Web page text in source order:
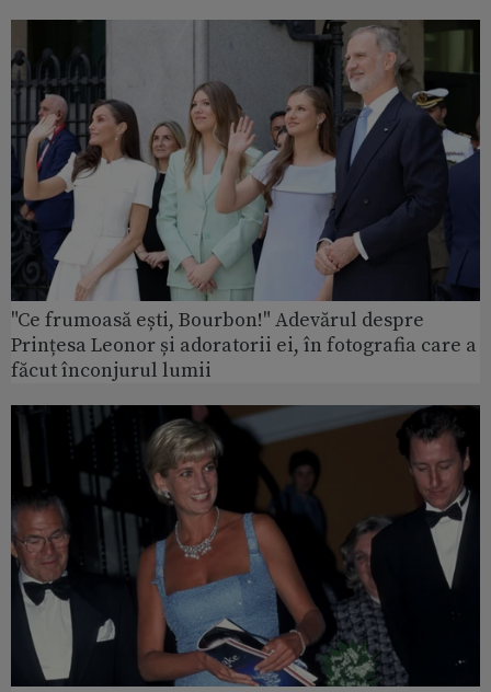
"Ce frumoasă ești, Bourbon!" Adevărul despre
Prințesa Leonor și adoratorii ei, în fotografia care a
făcut înconjurul lumii